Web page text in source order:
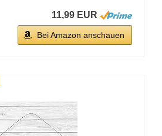
11,99 EUR
Bei Amazon anschauen